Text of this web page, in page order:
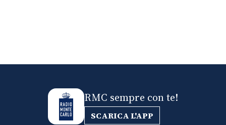
RMC sempre con te!
SCARICA L'APP